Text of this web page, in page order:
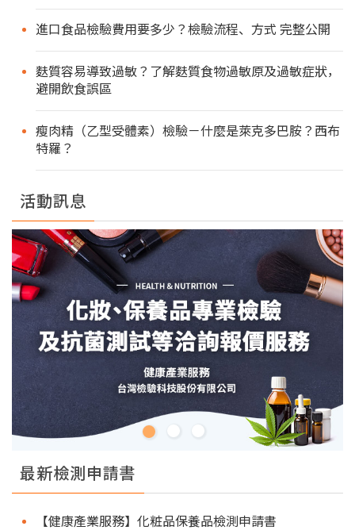
進口食品檢驗費用要多少？檢驗流程、方式 完整公開
麩質容易導致過敏？了解麩質食物過敏原及過敏症狀，
避開飲食誤區
瘦肉精（乙型受體素）檢驗－什麼是萊克多巴胺？西布
特羅？
活動訊息
最新檢測申請書
【健康產業服務】化粧品保養品檢測申請書